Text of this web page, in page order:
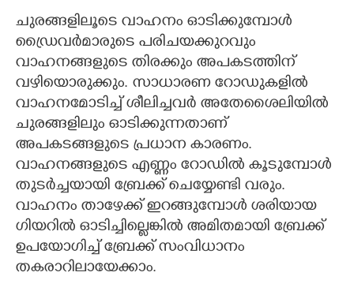
ചുരങ്ങളിലൂടെ വാഹനം ഓടിക്കുമ്പോൾ
ഡ്രൈവർമാരുടെ പരിചയക്കുറവും
വാഹനങ്ങളുടെ തിരക്കും അപകടത്തിന്
വഴിയൊരുക്കും. സാധാരണ റോഡുകളിൽ
വാഹനമോടിച്ച് ശീലിച്ചവർ അതേശൈലിയിൽ
ചുരങ്ങളിലും ഓടിക്കുന്നതാണ്
അപകടങ്ങളുടെ പ്രധാന കാരണം.
വാഹനങ്ങളുടെ എണ്ണം റോഡിൽ കൂടുമ്പോൾ
തുടർച്ചയായി ബ്രേക്ക് ചെയ്യേണ്ടി വരും.
വാഹനം താഴേക്ക് ഇറങ്ങുമ്പോൾ ശരിയായ
ഗിയറിൽ ഓടിച്ചില്ലെങ്കിൽ അമിതമായി ബ്രേക്ക്
ഉപയോഗിച്ച് ബ്രേക്ക് സംവിധാനം
തകരാറിലായേക്കാം.